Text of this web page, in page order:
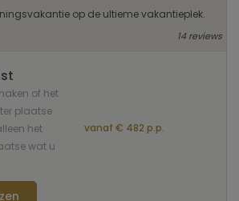
op de ultieme vakantieplek.
14 reviews
of het
plaatse
het
wat u
vanaf € 482 p.p.